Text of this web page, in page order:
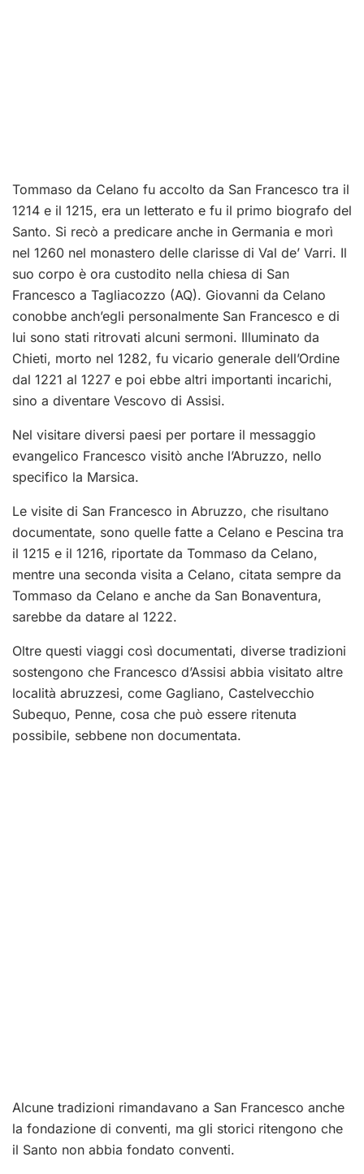
Tommaso da Celano fu accolto da San Francesco tra il
1214 e il 1215, era un letterato e fu il primo biografo del
Santo. Si recò a predicare anche in Germania e morì
nel 1260 nel monastero delle clarisse di Val de’ Varri. Il
suo corpo è ora custodito nella chiesa di San
Francesco a Tagliacozzo (AQ). Giovanni da Celano
conobbe anch’egli personalmente San Francesco e di
lui sono stati ritrovati alcuni sermoni. Illuminato da
Chieti, morto nel 1282, fu vicario generale dell’Ordine
dal 1221 al 1227 e poi ebbe altri importanti incarichi,
sino a diventare Vescovo di Assisi.
Nel visitare diversi paesi per portare il messaggio
evangelico Francesco visitò anche l’Abruzzo, nello
specifico la Marsica.
Le visite di San Francesco in Abruzzo, che risultano
documentate, sono quelle fatte a Celano e Pescina tra
il 1215 e il 1216, riportate da Tommaso da Celano,
mentre una seconda visita a Celano, citata sempre da
Tommaso da Celano e anche da San Bonaventura,
sarebbe da datare al 1222.
Oltre questi viaggi così documentati, diverse tradizioni
sostengono che Francesco d’Assisi abbia visitato altre
località abruzzesi, come Gagliano, Castelvecchio
Subequo, Penne, cosa che può essere ritenuta
possibile, sebbene non documentata.
Alcune tradizioni rimandavano a San Francesco anche
la fondazione di conventi, ma gli storici ritengono che
il Santo non abbia fondato conventi.